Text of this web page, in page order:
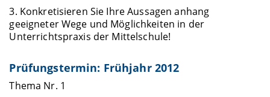
3. Konkretisieren Sie Ihre Aussagen anhang
geeigneter Wege und Möglichkeiten in der
Unterrichtspraxis der Mittelschule!
Prüfungstermin: Frühjahr 2012
Thema Nr. 1